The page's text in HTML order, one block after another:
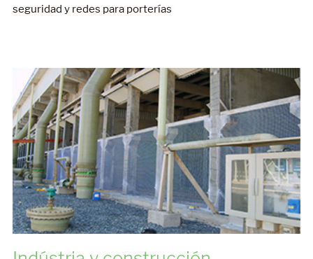
seguridad y redes para porterías